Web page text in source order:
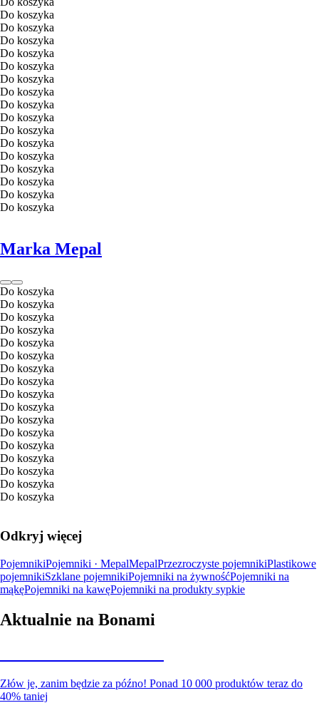
Do koszyka
Do koszyka
Do koszyka
Do koszyka
Do koszyka
Do koszyka
Do koszyka
Do koszyka
Do koszyka
Do koszyka
Do koszyka
Do koszyka
Do koszyka
Do koszyka
Do koszyka
Do koszyka
Marka Mepal
Do koszyka
Do koszyka
Do koszyka
Do koszyka
Do koszyka
Do koszyka
Do koszyka
Do koszyka
Do koszyka
Do koszyka
Do koszyka
Do koszyka
Do koszyka
Do koszyka
Do koszyka
Do koszyka
Do koszyka
Odkryj więcej
PojemnikiPojemniki · MepalMepalPrzezroczyste pojemnikiPlastikowe
pojemnikiSzklane pojemnikiPojemniki na żywnośćPojemniki na
mąkęPojemniki na kawęPojemniki na produkty sypkie
Aktualnie na Bonami
Złów je, zanim będzie za późno! Ponad 10 000 produktów teraz do
40% taniej